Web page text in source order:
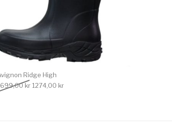
kr.
Ridge High
kr Det ursprungliga priset var: 1699,00 kr.
1274,00 krDet nuvarande priset är: 1274,00 kr.